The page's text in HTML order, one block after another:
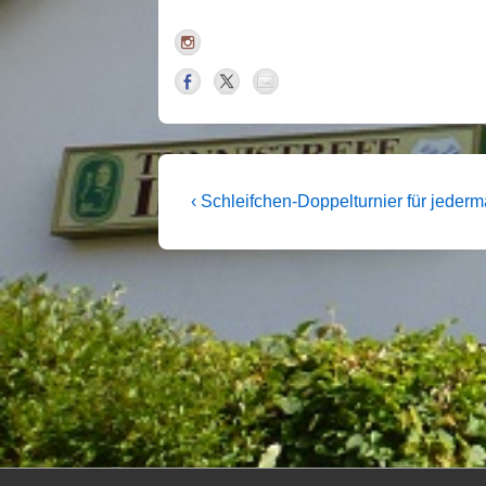
Beitragsnavigation
Vorheriger
‹ Schleifchen-Doppelturnier für